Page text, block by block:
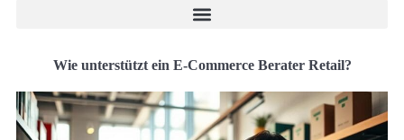
Wie unterstützt ein E-Commerce Berater Retail?